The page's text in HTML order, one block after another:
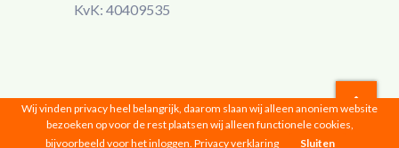
KvK: 40409535
Vrouwen van Nu © 2026 |Privacyverklaring
Wij vinden privacy heel belangrijk, daarom slaan wij alleen anoniem website
bezoeken op voor de rest plaatsen wij alleen functionele cookies,
bijvoorbeeld voor het inloggen. Privacy verklaring Sluiten